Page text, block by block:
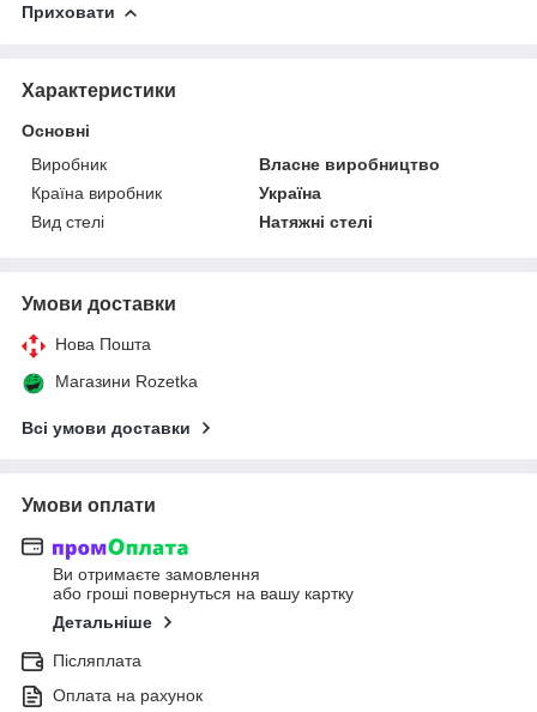
Приховати
Характеристики
Основні
Виробник
Власне виробництво
Країна виробник
Україна
Вид стелі
Натяжні стелі
Умови доставки
Нова Пошта
Магазини Rozetka
Всі умови доставки
Умови оплати
Ви отримаєте замовлення
або гроші повернуться на вашу картку
Детальніше
Післяплата
Оплата на рахунок